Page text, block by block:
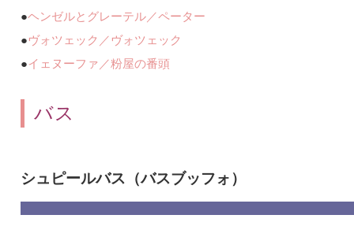
●ヘンゼルとグレーテル／ペーター
●ヴォツェック／ヴォツェック
●イェヌーファ／粉屋の番頭
バス
シュピールバス（バスブッフォ）